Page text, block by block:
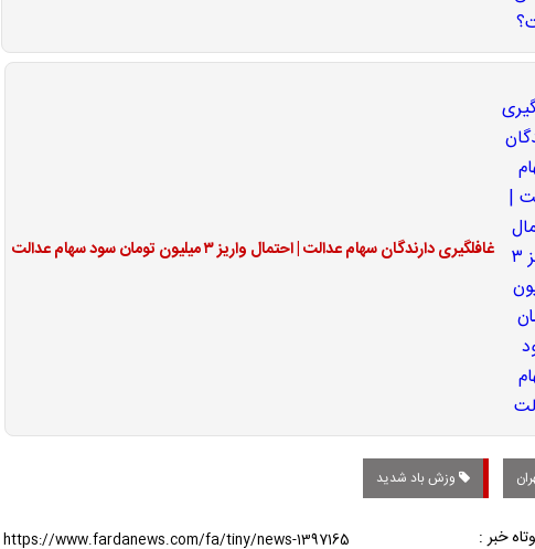
غافلگیری دارندگان سهام عدالت | احتمال واریز ۳ میلیون تومان سود سهام عدالت
وزش باد شدید
خبر :